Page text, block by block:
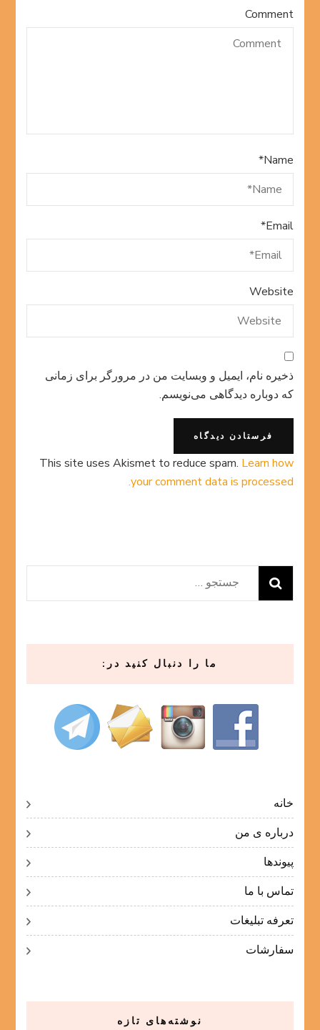
Comment
Name
*
Email
*
Website
ذخیره نام، ایمیل و وبسایت من در مرورگر برای زمانی
که دوباره دیدگاهی می‌نویسم.
This site uses Akismet to reduce spam. Learn how
your comment data is processed.
جستجو
برای:
ما را دنبال کنید در:
خانه
درباره ی من
پیوندها
تماس با ما
تعرفه تبلیغات
سفارشات
نوشته‌های تازه